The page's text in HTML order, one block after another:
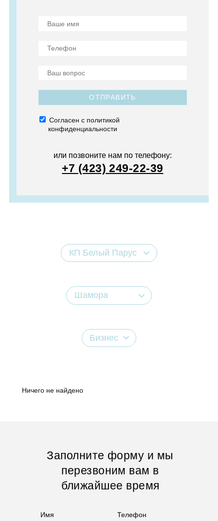
ОТПРАВИТЬ
Согласен с политикой
конфиденциальности
или позвоните нам по телефону:
+7 (423) 249-22-39
КП Белый Парус
Шамора
Бизнес
Ничего не найдено
Заполните форму и мы
перезвоним вам в
ближайшее время
Имя Телефон